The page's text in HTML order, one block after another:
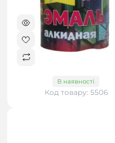
В наявності
Код товару: 5506